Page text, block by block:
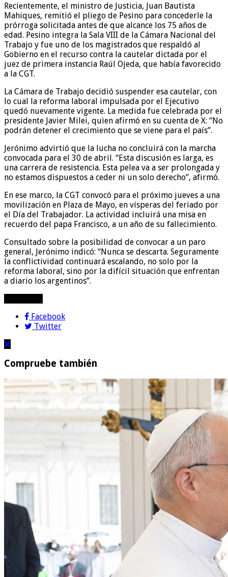
Recientemente, el ministro de Justicia, Juan Bautista
Mahiques, remitió el pliego de Pesino para concederle la
prórroga solicitada antes de que alcance los 75 años de
edad. Pesino integra la Sala VIII de la Cámara Nacional del
Trabajo y fue uno de los magistrados que respaldó al
Gobierno en el recurso contra la cautelar dictada por el
juez de primera instancia Raúl Ojeda, que había favorecido
a la CGT.
La Cámara de Trabajo decidió suspender esa cautelar, con
lo cual la reforma laboral impulsada por el Ejecutivo
quedó nuevamente vigente. La medida fue celebrada por el
presidente Javier Milei, quien afirmó en su cuenta de X: “No
podrán detener el crecimiento que se viene para el país”.
Jerónimo advirtió que la lucha no concluirá con la marcha
convocada para el 30 de abril. “Esta discusión es larga, es
una carrera de resistencia. Esta pelea va a ser prolongada y
no estamos dispuestos a ceder ni un solo derecho”, afirmó.
En ese marco, la CGT convocó para el próximo jueves a una
movilización en Plaza de Mayo, en vísperas del feriado por
el Día del Trabajador. La actividad incluirá una misa en
recuerdo del papa Francisco, a un año de su fallecimiento.
Consultado sobre la posibilidad de convocar a un paro
general, Jerónimo indicó: “Nunca se descarta. Seguramente
la conflictividad continuará escalando, no solo por la
reforma laboral, sino por la difícil situación que enfrentan
a diario los argentinos”.
Facebook
Twitter
Compruebe también